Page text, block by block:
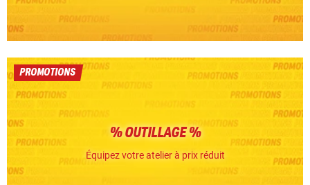
PROMOTIONS
% OUTILLAGE %
Équipez votre atelier à prix réduit